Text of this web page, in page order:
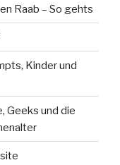
Raab – So gehts
Kinder und
Geeks und die